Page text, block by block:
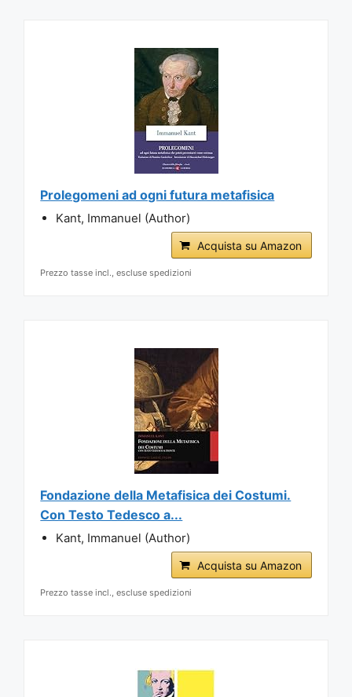
Prolegomeni ad ogni futura metafisica
Kant, Immanuel (Author)
Acquista su Amazon
Prezzo tasse incl., escluse spedizioni
Fondazione della Metafisica dei Costumi.
Con Testo Tedesco a...
Kant, Immanuel (Author)
Acquista su Amazon
Prezzo tasse incl., escluse spedizioni